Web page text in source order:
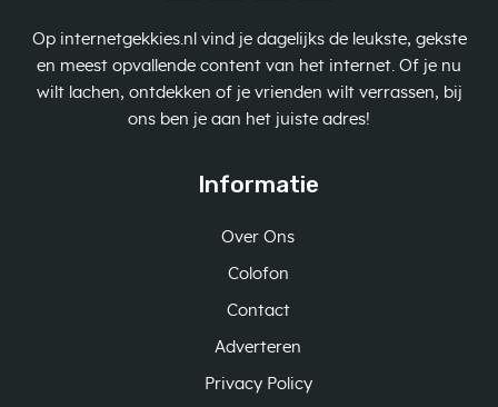
Op internetgekkies.nl vind je dagelijks de leukste, gekste
en meest opvallende content van het internet. Of je nu
wilt lachen, ontdekken of je vrienden wilt verrassen, bij
ons ben je aan het juiste adres!
Informatie
Over Ons
Colofon
Contact
Adverteren
Privacy Policy